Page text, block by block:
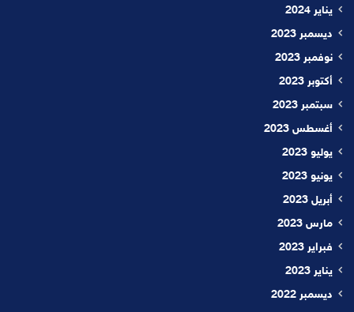
يناير 2024
ديسمبر 2023
نوفمبر 2023
أكتوبر 2023
سبتمبر 2023
أغسطس 2023
يوليو 2023
يونيو 2023
أبريل 2023
مارس 2023
فبراير 2023
يناير 2023
ديسمبر 2022